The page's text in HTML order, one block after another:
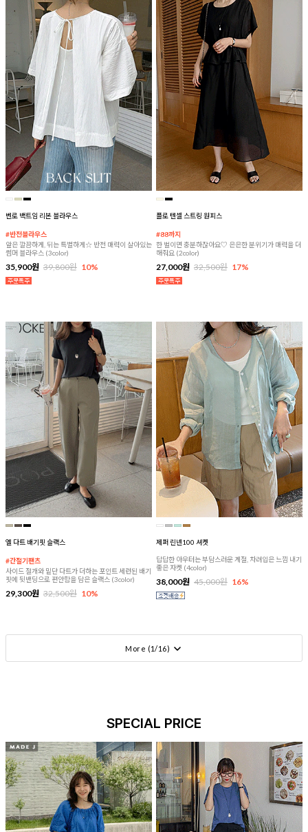
벤로 백트임 리본 블라우스
#반전블라우스
앞은 깔끔하게, 뒤는 특별하게☆ 반전 매력이 살아있는
썸머 블라우스 (3color)
35,900원 39,800원 10%
플로 텐셀 스트링 원피스
#88까지
한 벌이면 충분하잖아요♡ 은은한 분위기가 매력을 더
해줘요 (2color)
27,000원 32,500원 17%
엘 다트 배기핏 슬랙스
#간절기팬츠
사이드 절개와 밑단 다트가 더하는 포인트 세련된 배기
핏에 뒷밴딩으로 편안함을 담은 슬랙스 (3color)
29,300원 32,500원 10%
제퍼 린넨100 셔켓
답답한 아우터는 부담스러운 계절, 차려입은 느낌 내기
좋은 자켓 (4color)
38,000원 45,000원 16%
More (1/16)
SPECIAL PRICE